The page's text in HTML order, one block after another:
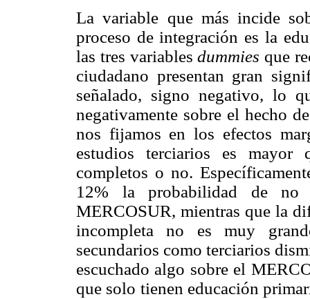
La variable que más incide
proceso de integración es la
las tres variablesdummies que
ciudadano presentan gran
señalado, signo negativo, lo
negativamente sobre el hecho
nos fijamos en los efectos
estudios terciarios es mayor
completos o no.
12% la probabilidad de no
MERCOSUR, mientras que la
incompleta no es muy
secundarios como terciarios
escuchado algo sobre el
que solo tienen educación